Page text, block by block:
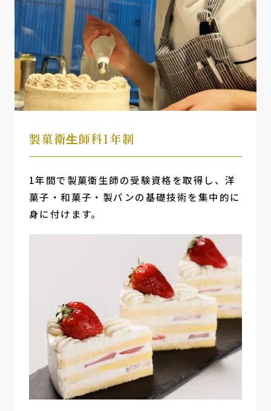
製菓衛⽣師科1年制
1年間で製菓衛生師の受験資格を取得し、洋
菓子・和菓子・製パンの基礎技術を集中的に
身に付けます。